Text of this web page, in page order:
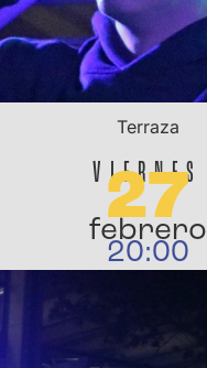
Terraza
VIERNES
27
febrero
20:00